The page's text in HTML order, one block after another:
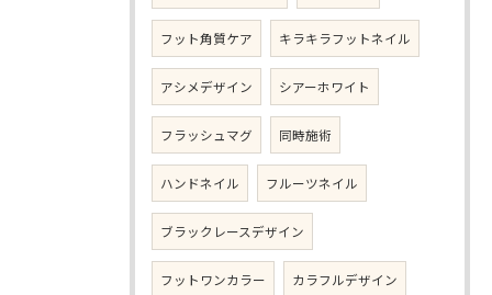
フット角質ケア キラキラフットネイル
アシメデザイン シアーホワイト
フラッシュマグ 同時施術
ハンドネイル フルーツネイル
ブラックレースデザイン
フットワンカラー カラフルデザイン